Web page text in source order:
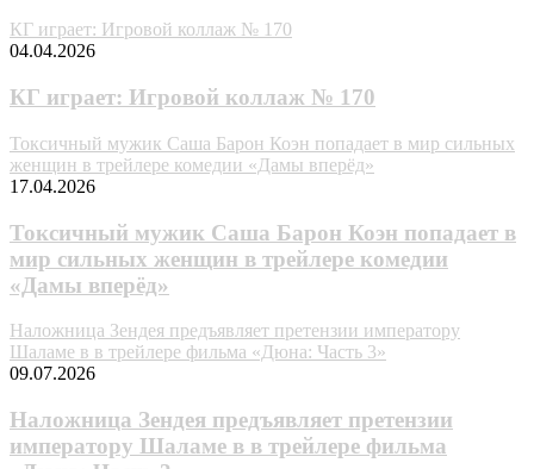
КГ играет: Игровой коллаж № 170
04.04.2026
КГ играет: Игровой коллаж № 170
Токсичный мужик Саша Барон Коэн попадает в мир сильных
женщин в трейлере комедии «Дамы вперёд»
17.04.2026
Токсичный мужик Саша Барон Коэн попадает в
мир сильных женщин в трейлере комедии
«Дамы вперёд»
Наложница Зендея предъявляет претензии императору
Шаламе в в трейлере фильма «Дюна: Часть 3»
09.07.2026
Наложница Зендея предъявляет претензии
императору Шаламе в в трейлере фильма